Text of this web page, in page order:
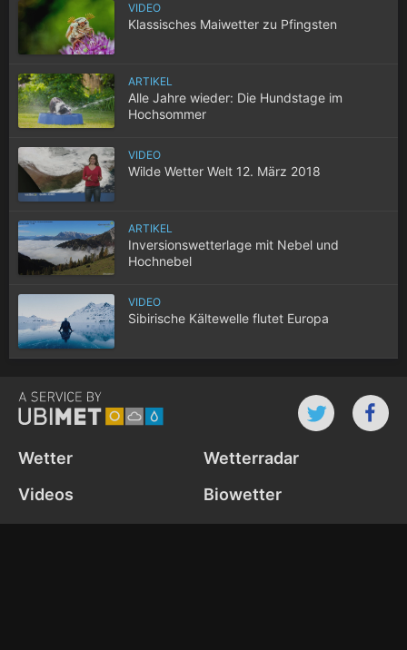
VIDEO
Klassisches Maiwetter zu Pfingsten
ARTIKEL
Alle Jahre wieder: Die Hundstage im
Hochsommer
VIDEO
Wilde Wetter Welt 12. März 2018
ARTIKEL
Inversionswetterlage mit Nebel und
Hochnebel
VIDEO
Sibirische Kältewelle flutet Europa
Wetter
Wetterradar
Videos
Biowetter